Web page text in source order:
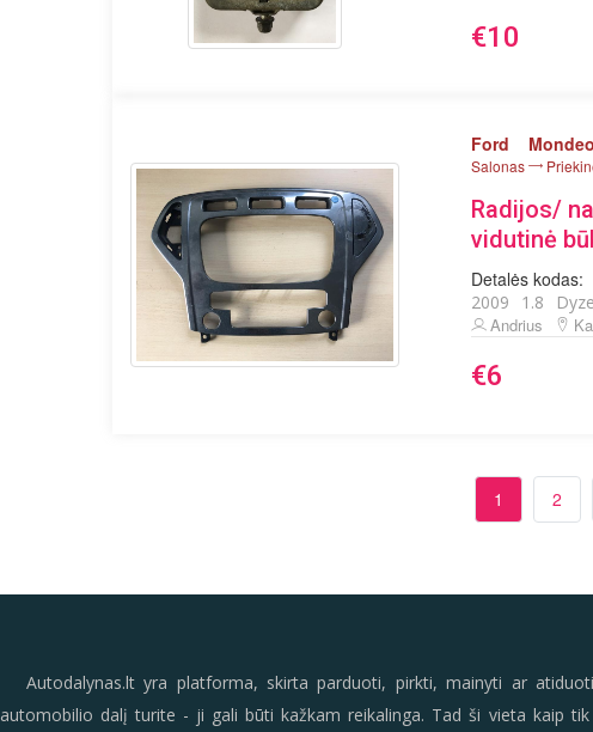
€10
Ford Mondeo
Salonas
Radijos/
vidutinė
Detalės kodas:
2009 1.8
Andrius
€6
1 2
Autodalynas.lt yra platforma, skirta parduoti, pirkti, mainyti ar
automobilio dalį turite - ji gali būti kažkam reikalinga. Tad ši vieta kaip